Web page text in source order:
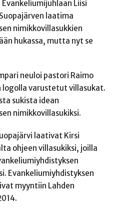
Liisi
laatima
nimikkovillasukkien
hukassa, mutta nyt se
neuloi pastori Raimo
logolla varustetut villasukat.
sukista idean
nimikkovillasukiksi.
laativat Kirsi
ohjeen villasukiksi, joilla
Evankeliumiyhdistyksen
myyntiin Lahden